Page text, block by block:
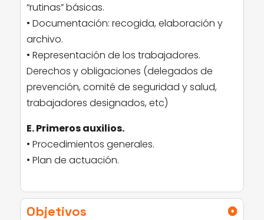
“rutinas” básicas.
• Documentación: recogida, elaboración y
archivo.
• Representación de los trabajadores.
Derechos y obligaciones (delegados de
prevención, comité de seguridad y salud,
trabajadores designados, etc)
E. Primeros auxilios.
• Procedimientos generales.
• Plan de actuación.
Objetivos